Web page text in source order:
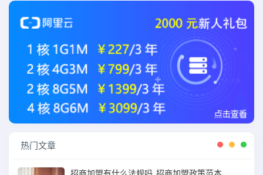
热门文章